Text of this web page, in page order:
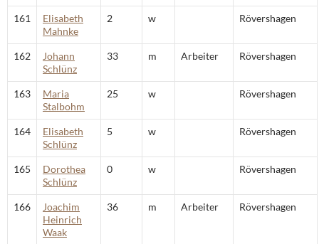
161
Elisabeth
Mahnke
2 w Rövershagen
162
Johann
Schlünz
33 m Arbeiter Rövershagen
163
Maria
Stalbohm
25 w Rövershagen
164
Elisabeth
Schlünz
5 w Rövershagen
165
Dorothea
Schlünz
0 w Rövershagen
166
Joachim
Heinrich
Waak
36 m Arbeiter Rövershagen